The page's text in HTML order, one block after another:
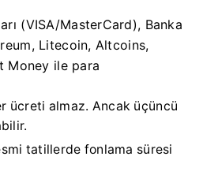
(VISA/MasterCard), Banka
Litecoin, Altcoins,
Money ile para
ücreti almaz. Ancak üçüncü
tatillerde fonlama süresi